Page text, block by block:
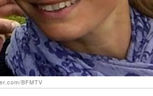
BFMTV